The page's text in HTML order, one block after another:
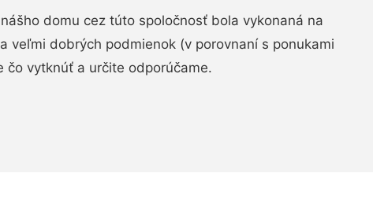
domu cez túto spoločnosť bola vykonaná na
veľmi dobrých podmienok (v porovnaní s ponukami
čo vytknúť a určite odporúčame.